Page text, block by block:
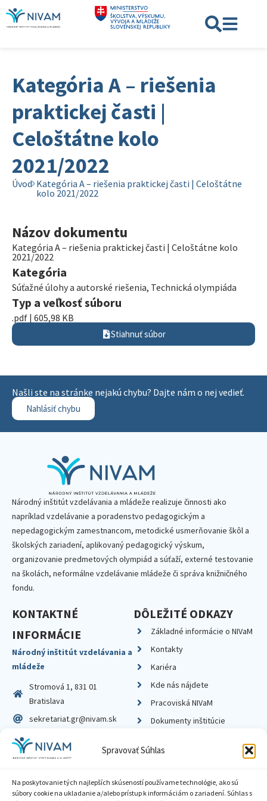
Spravovať Súhlas
Na poskytovanie tých najlepších skúseností používame technológie, ako sú
súbory cookie na ukladanie a/alebo prístup k informáciám o zariadení. Súhlas s
Kategória A – riešenia
praktickej časti |
Celoštátne kolo
2021/2022
Úvod Kategória A – riešenia praktickej časti | Celoštátne
kolo 2021/2022
Názov dokumentu
Kategória A – riešenia praktickej časti | Celoštátne kolo
2021/2022
Kategória
Súťažné úlohy a autorské riešenia, Technická olympiáda
Typ a veľkosť súboru
.pdf | 605,98 KB
Stiahnuť súbor
Našli ste na stránke nejakú chybu? Dajte nám o nej vedieť.
Nahlásiť chybu
Národný inštitút vzdelávania a mládeže realizuje činnosti ako
napríklad vzdelávanie a poradenstvo pedagogickým a
nepedagogickým zamestnancom, metodické usmerňovanie škôl a
školských zariadení, aplikovaný pedagogický výskum,
organizovanie predmetových olympiád a súťaží, externé testovanie
na školách, neformálne vzdelávanie mládeže či správa knižničného
fondu.
KONTAKTNÉ
INFORMÁCIE
Národný inštitút vzdelávania a
mládeže
Stromová 1, 831 01
Bratislava
sekretariat.gr@nivam.sk
IČO: 00164348
DIČ: 2020798714
DÔLEŽITÉ ODKAZY
Základné informácie o NIVaM
Kontakty
Kariéra
Kde nás nájdete
Pracoviská NIVaM
Dokumenty inštitúcie